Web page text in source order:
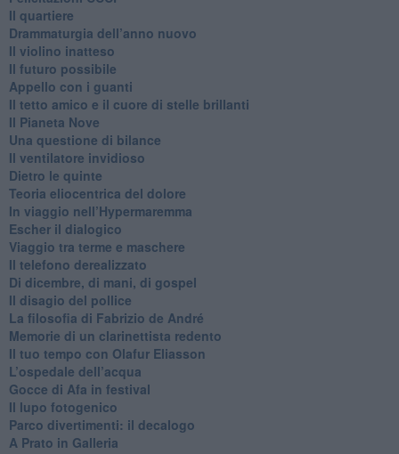
​Il quartiere
​Drammaturgia dell’anno nuovo
​Il violino inatteso
​Il futuro possibile
​Appello con i guanti
​Il tetto amico e il cuore di stelle brillanti
​Il Pianeta Nove
​Una questione di bilance
​Il ventilatore invidioso
​Dietro le quinte
​Teoria eliocentrica del dolore
In viaggio nell’Hypermaremma
​Escher il dialogico
​Viaggio tra terme e maschere
Il telefono derealizzato
​Di dicembre, di mani, di gospel
​Il disagio del pollice
​La filosofia di Fabrizio de André
Memorie di un clarinettista redento
​Il tuo tempo con Olafur Eliasson
​L’ospedale dell’acqua
​Gocce di Afa in festival
​Il lupo fotogenico
​Parco divertimenti: il decalogo
​A Prato in Galleria